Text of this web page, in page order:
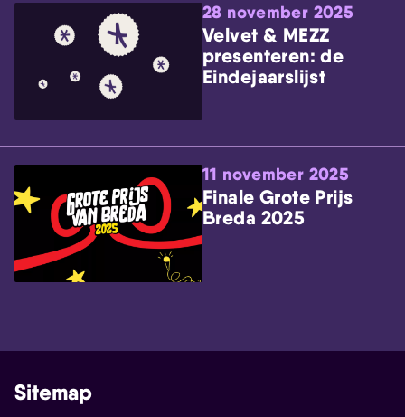
28 november 2025
Velvet & MEZZ
presenteren: de
Eindejaarslijst
11 november 2025
Finale Grote Prijs
Breda 2025
Sitemap